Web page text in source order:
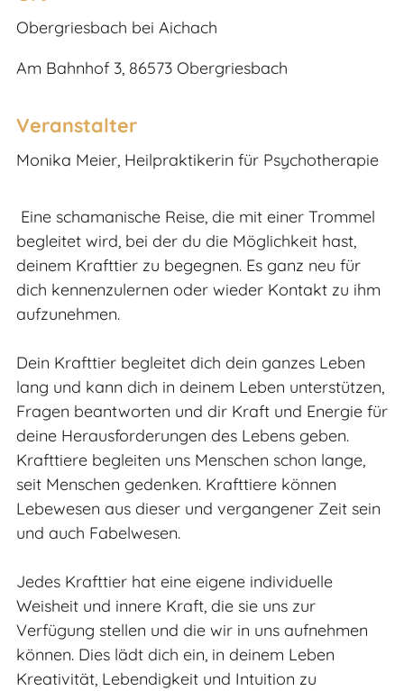
Obergriesbach bei Aichach
Am Bahnhof 3, 86573 Obergriesbach
Veranstalter
Monika Meier, Heilpraktikerin für Psychotherapie
Eine schamanische Reise, die mit einer Trommel
begleitet wird, bei der du die Möglichkeit hast,
deinem Krafttier zu begegnen. Es ganz neu für
dich kennenzulernen oder wieder Kontakt zu ihm
aufzunehmen.
Dein Krafttier begleitet dich dein ganzes Leben
lang und kann dich in deinem Leben unterstützen,
Fragen beantworten und dir Kraft und Energie für
deine Herausforderungen des Lebens geben.
Krafttiere begleiten uns Menschen schon lange,
seit Menschen gedenken. Krafttiere können
Lebewesen aus dieser und vergangener Zeit sein
und auch Fabelwesen.
Jedes Krafttier hat eine eigene individuelle
Weisheit und innere Kraft, die sie uns zur
Verfügung stellen und die wir in uns aufnehmen
können. Dies lädt dich ein, in deinem Leben
Kreativität, Lebendigkeit und Intuition zu